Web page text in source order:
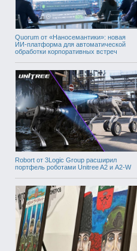
Quorum от «Наносемантики»: новая
ИИ-платформа для автоматической
обработки корпоративных встреч
Robort от 3Logic Group расширил
портфель роботами Unitree A2 и A2-W